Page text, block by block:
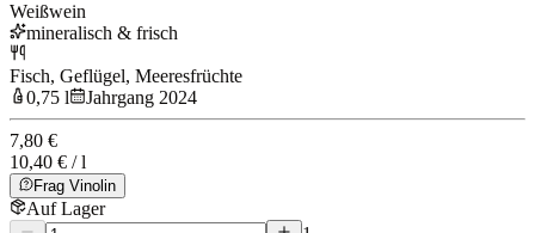
Weißwein
mineralisch & frisch
Fisch, Geflügel, Meeresfrüchte
0,75 l
Jahrgang 2024
7,80 €
10,40 € / l
Frag Vinolin
Auf Lager